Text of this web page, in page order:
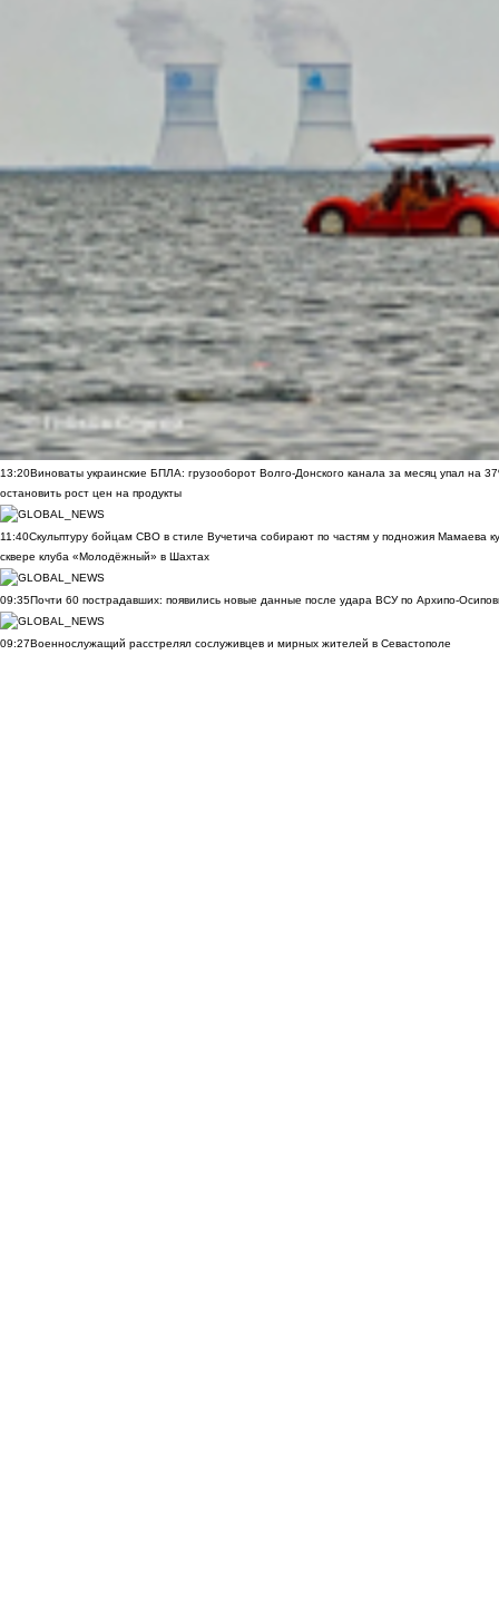
13:20Виноваты украинские БПЛА: грузооборот Волго-Донского канала за месяц упал на
остановить рост цен на продукты
11:40Скульптуру бойцам СВО в стиле Вучетича собирают по частям у подножия Мамаева
сквере клуба «Молодёжный» в Шахтах
09:35Почти 60 пострадавших: появились новые данные после удара ВСУ по Архипо-
09:27Военнослужащий расстрелял сослуживцев и мирных жителей в Севастополе